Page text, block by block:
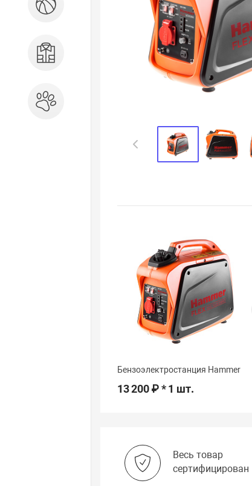
Одежда, обувь, аксессуары
Бензоэлектростанция Hammer
13 200 ₽ * 1 шт.
Весь товар
сертифицирован